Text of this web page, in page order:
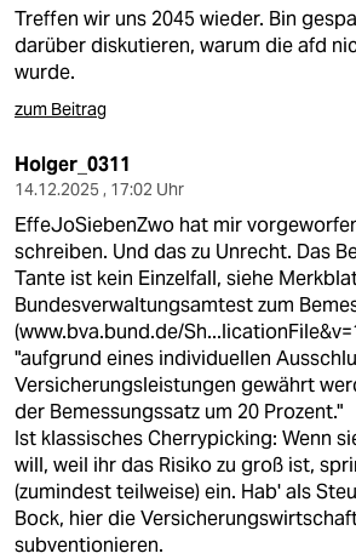
Treffen wir uns 2045 wieder. Bin
darüber diskutieren, warum die afd
wurde.
zum Beitrag
Holger_0311
14.12.2025 , 17:02 Uhr
EffeJoSiebenZwo hat mir
schreiben. Und das zu Unrecht. Das
Tante ist kein Einzelfall, siehe
Bundesverwaltungsamtest zum
(www.bva.bund.de/
"aufgrund eines individuellen
Versicherungsleistungen gewährt
der Bemessungssatz um 20 Prozent."
Ist klassisches Cherrypicking: Wenn
will, weil ihr das Risiko zu groß ist,
(zumindest teilweise) ein. Hab' als
Bock, hier die
subventionieren.